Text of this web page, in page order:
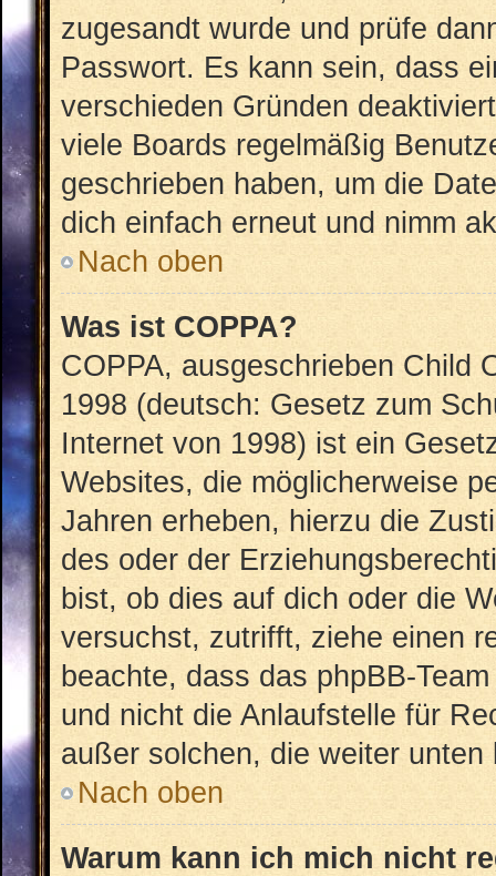
zugesandt wurde und prüfe
Passwort. Es kann sein, dass
verschieden Gründen
viele Boards regelmäßig
geschrieben haben, um die
dich einfach erneut und nimm
Nach oben
Was ist COPPA?
COPPA, ausgeschrieben Child
1998 (deutsch: Gesetz zum
Internet von 1998) ist ein
Websites, die möglicherweise
Jahren erheben, hierzu die
des oder der
bist, ob dies auf dich oder die
versuchst, zutrifft, ziehe einen
beachte, dass das phpBB-
und nicht die Anlaufstelle für
außer solchen, die weiter unten
Nach oben
Warum kann ich mich nicht